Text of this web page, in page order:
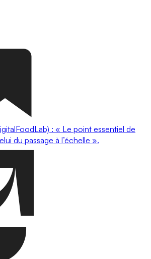
: « Le point essentiel de
du passage à l’échelle ».